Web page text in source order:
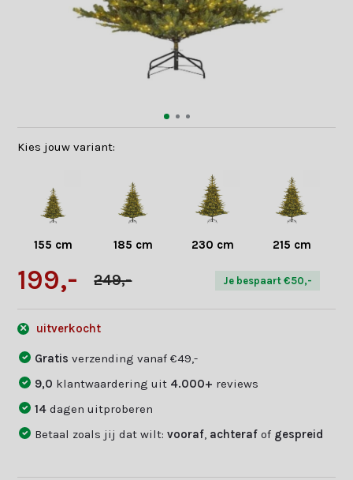
Kies jouw variant:
155 cm 185 cm 230 cm 215 cm
199,- 249,- Je bespaart €50,-
uitverkocht
Gratisverzending vanaf €49,-
9,0 klantwaardering uit 4.000+ reviews
14dagen uitproberen
Betaal zoals jij dat wilt:vooraf achteraf of gespreid